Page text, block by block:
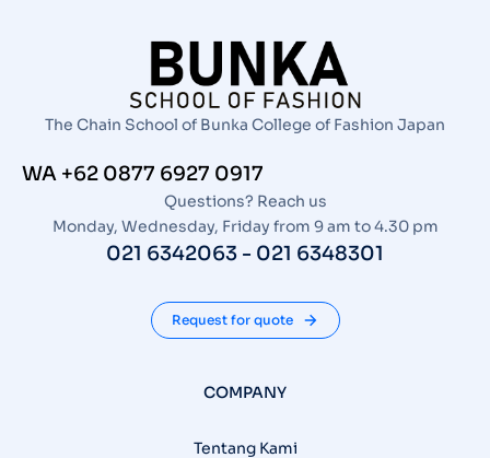
The Chain School of Bunka College of Fashion Japan
WA +62 0877 6927 0917
Questions? Reach us
Monday, Wednesday, Friday from 9 am to 4.30 pm
021 6342063 - 021 6348301
Request for quote
COMPANY
Tentang Kami